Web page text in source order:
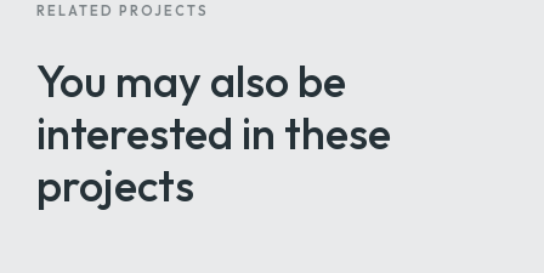
RELATED PROJECTS
You may also be
interested in these
projects